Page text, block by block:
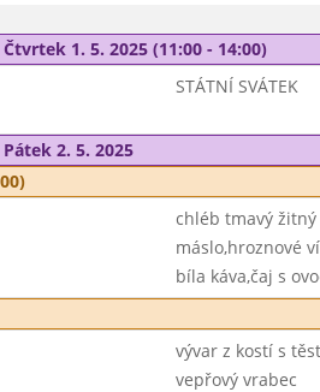
Čtvrtek 1. 5. 2025 (11:00 - 14:00)
STÁTNÍ SVÁTEK
Pátek 2. 5. 2025
chléb tmavý žitný
máslo,hroznové
bíla káva,čaj s
vývar z kostí s
vepřový vrabec